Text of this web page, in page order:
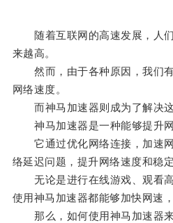
随着互联网的高速发展，人们
来越高。
然而，由于各种原因，我们有
网络速度。
而神马加速器则成为了解决这
神马加速器是一种能够提升网
它通过优化网络连接，加速网
络延迟问题，提升网络速度和稳定
无论是进行在线游戏、观看高
使用神马加速器都能够加快网速
那么，如何使用神马加速器来